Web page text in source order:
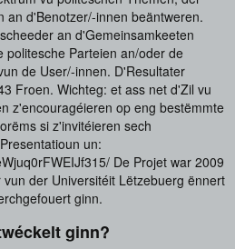
an d'Benotzer/-innen beäntweren.
an d'Gemeinsamkeeten
politesche Parteien an/oder de
de User/-innen. D'Resultater
Froen. Wichteg: et ass net d'Zil vu
z'encouragéieren op eng bestëmmte
si z'invitéieren sech
un:
De Projet war 2009
der Universitéit Lëtzebuerg ënnert
ginn.
ginn?